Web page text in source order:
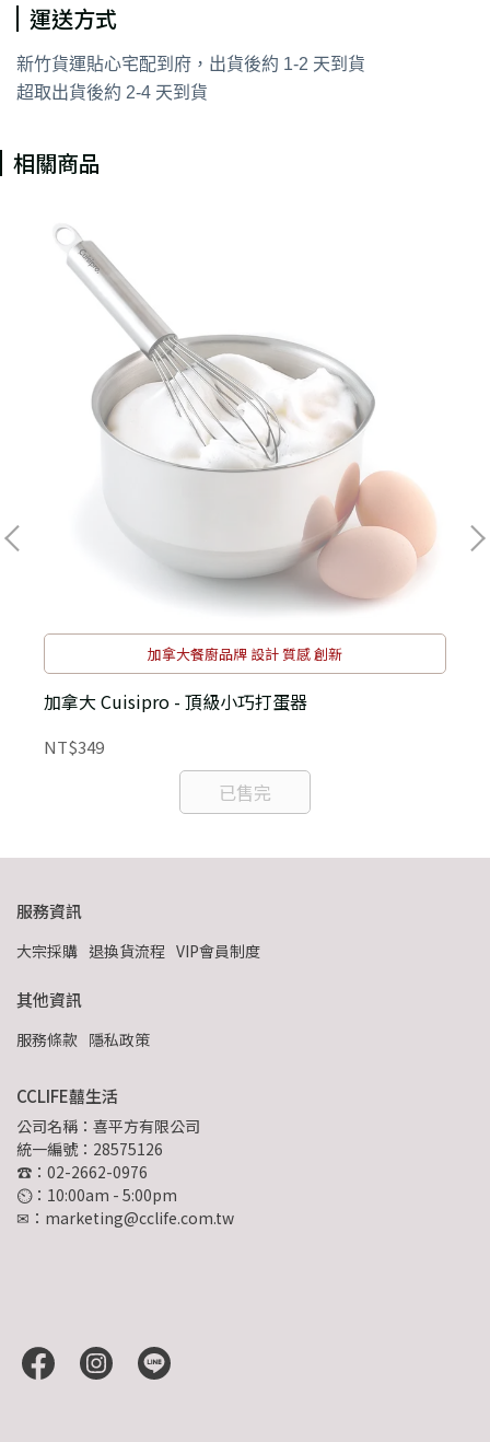
運送方式
新竹貨運貼心宅配到府，出貨後約 1-2 天到貨
超取出貨後約 2-4 天到貨
相關商品
加拿大餐廚品牌 設計 質感 創新
加拿大 Cuisipro - 頂級小巧打蛋器
NT$349
已售完
服務資訊
大宗採購 退換貨流程 VIP會員制度
其他資訊
服務條款 隱私政策
CCLIFE囍生活
公司名稱：喜平方有限公司
統一編號：28575126
☎：02-2662-0976
⏲︎：10:00am - 5:00pm
✉：marketing@cclife.com.tw